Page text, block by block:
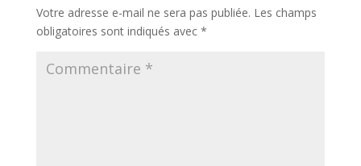
Votre adresse e-mail ne sera pas publiée. Les champs
obligatoires sont indiqués avec *